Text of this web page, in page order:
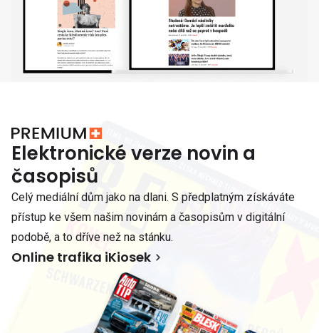
Elektronické verze novin a
časopisů
Celý mediální dům jako na dlani. S předplatným získáváte
přístup ke všem našim novinám a časopisům v digitální
podobě, a to dříve než na stánku.
Online trafika iKiosek